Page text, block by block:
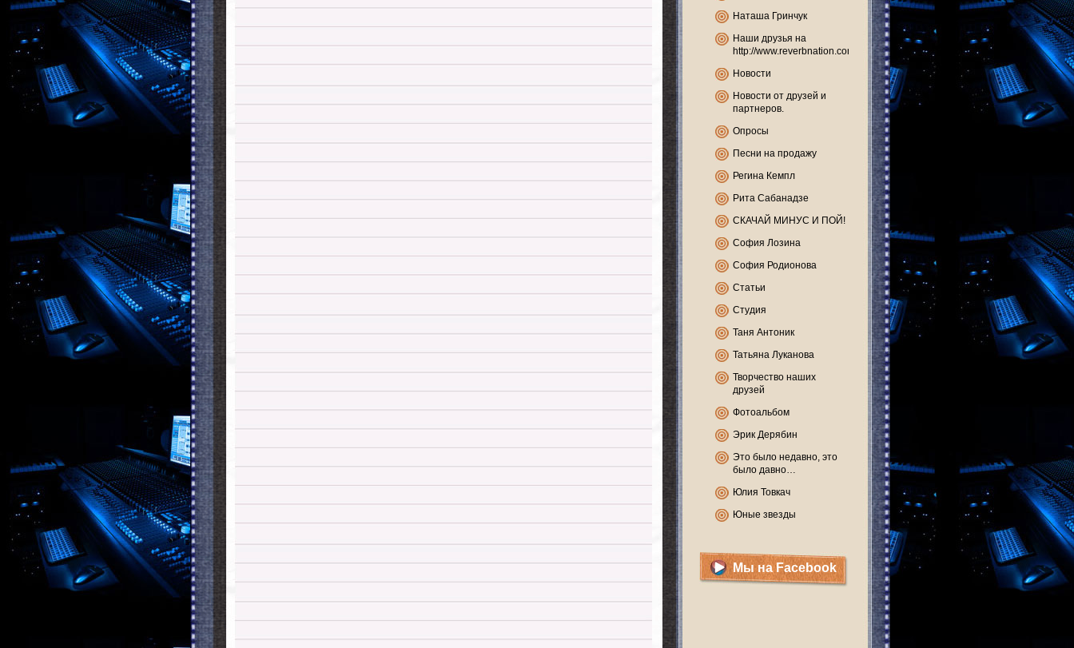
Наташа Гринчук
Наши друзья на
http://www.reverbnation.com
Новости
Новости от друзей и
партнеров.
Опросы
Песни на продажу
Регина Кемпл
Рита Сабанадзе
СКАЧАЙ МИНУС И ПОЙ!
София Лозина
София Родионова
Статьи
Студия
Таня Антоник
Татьяна Луканова
Творчество наших
друзей
Фотоальбом
Эрик Дерябин
Это было недавно, это
было давно…
Юлия Товкач
Юные звезды
Мы на Facebook